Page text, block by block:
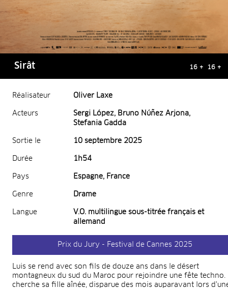
Sirât 16 + 16 +
Réalisateur Oliver Laxe
Acteurs
Sergi López, Bruno Núñez Arjona,
Stefania Gadda
Sortie le 10 septembre 2025
Durée 1h54
Pays Espagne, France
Genre Drame
Langue
V.O. multilingue sous-titrée français et
allemand
Prix du Jury - Festival de Cannes 2025
Luis se rend avec son fils de douze ans dans le désert
montagneux du sud du Maroc pour rejoindre une fête techno.
cherche sa fille aînée, disparue des mois auparavant lors